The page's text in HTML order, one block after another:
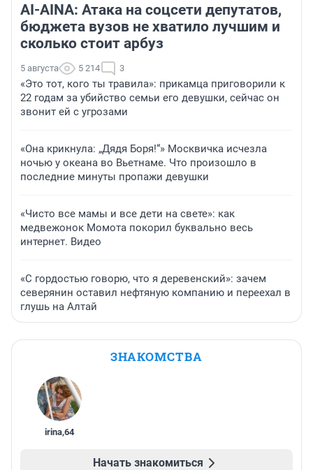
AI-AINA: Атака на соцсети депутатов,
бюджета вузов не хватило лучшим и
сколько стоит арбуз
5 августа 5 214 3
«Это тот, кого ты травила»: прикамца приговорили к
22 годам за убийство семьи его девушки, сейчас он
звонит ей с угрозами
«Она крикнула: „Дядя Боря!“» Москвичка исчезла
ночью у океана во Вьетнаме. Что произошло в
последние минуты пропажи девушки
«Чисто все мамы и все дети на свете»: как
медвежонок Момота покорил буквально весь
интернет. Видео
«С гордостью говорю, что я деревенский»: зачем
северянин оставил нефтяную компанию и переехал в
глушь на Алтай
ЗНАКОМСТВА
irina,64
Начать знакомиться